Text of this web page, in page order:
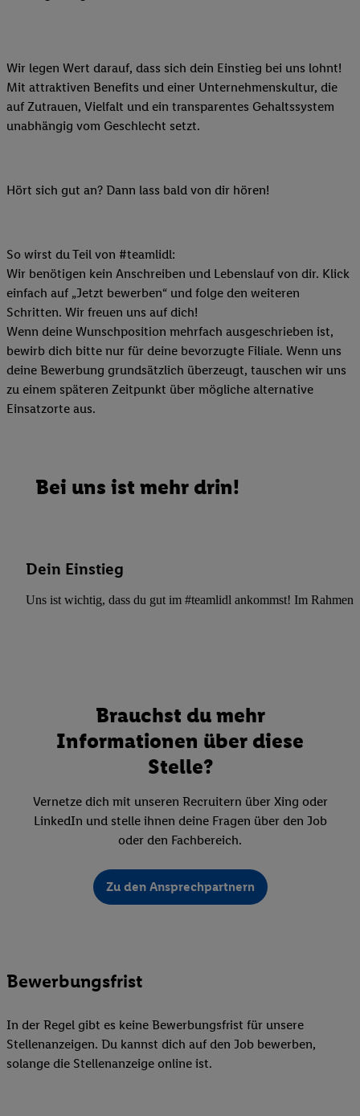
Wir legen Wert darauf, dass sich dein Einstieg bei uns lohnt!
Mit attraktiven Benefits und einer Unternehmenskultur, die
auf Zutrauen, Vielfalt und ein transparentes Gehaltssystem
unabhängig vom Geschlecht setzt.
Hört sich gut an? Dann lass bald von dir hören!
So wirst du Teil von #teamlidl:
Wir benötigen kein Anschreiben und Lebenslauf von dir. Klick
einfach auf „Jetzt bewerben“ und folge den weiteren
Schritten. Wir freuen uns auf dich!
Wenn deine Wunschposition mehrfach ausgeschrieben ist,
bewirb dich bitte nur für deine bevorzugte Filiale. Wenn uns
deine Bewerbung grundsätzlich überzeugt, tauschen wir uns
zu einem späteren Zeitpunkt über mögliche alternative
Einsatzorte aus.
Bei uns ist mehr drin!
Dein Einstieg
Uns ist wichtig, dass du gut im #teamlidl ankommst! Im Rahmen
Brauchst du mehr
Informationen über diese
Stelle?
Vernetze dich mit unseren Recruitern über Xing oder
LinkedIn und stelle ihnen deine Fragen über den Job
oder den Fachbereich.
Zu den Ansprechpartnern
Bewerbungsfrist
In der Regel gibt es keine Bewerbungsfrist für unsere
Stellenanzeigen. Du kannst dich auf den Job bewerben,
solange die Stellenanzeige online ist.